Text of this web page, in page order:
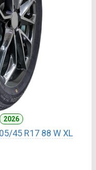
2026
45 R17 88 W XL